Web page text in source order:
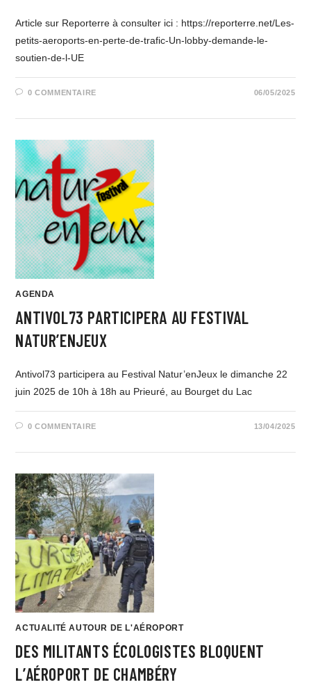
Article sur Reporterre à consulter ici : https://reporterre.net/Les-
petits-aeroports-en-perte-de-trafic-Un-lobby-demande-le-
soutien-de-l-UE
0 COMMENTAIRE 06/05/2025
AGENDA
ANTIVOL73 PARTICIPERA AU FESTIVAL
NATUR’ENJEUX
Antivol73 participera au Festival Natur’enJeux le dimanche 22
juin 2025 de 10h à 18h au Prieuré, au Bourget du Lac
0 COMMENTAIRE 13/04/2025
ACTUALITÉ AUTOUR DE L'AÉROPORT
DES MILITANTS ÉCOLOGISTES BLOQUENT
L’AÉROPORT DE CHAMBÉRY